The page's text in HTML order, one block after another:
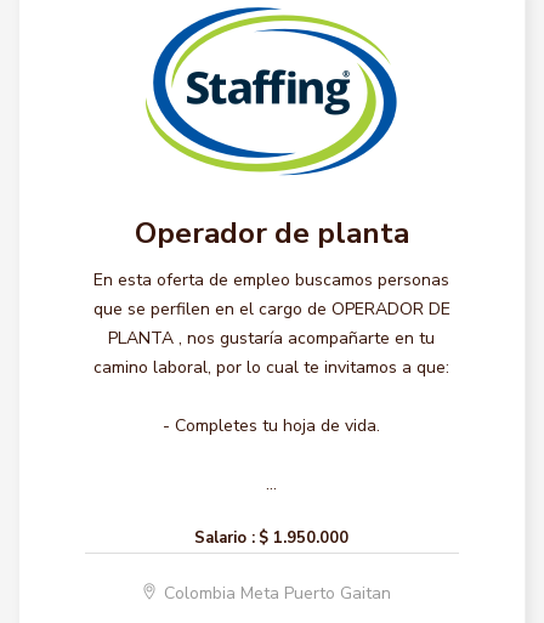
Operador de planta
En esta oferta de empleo buscamos personas
que se perfilen en el cargo de OPERADOR DE
PLANTA , nos gustaría acompañarte en tu
camino laboral, por lo cual te invitamos a que:
- Completes tu hoja de vida.
...
Salario : $ 1.950.000
Colombia Meta Puerto Gaitan